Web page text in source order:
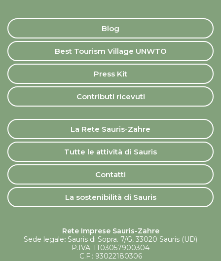
Blog
Best Tourism Village UNWTO
Press Kit
Contributi ricevuti
La Rete Sauris-Zahre
Tutte le attività di Sauris
Contatti
La sostenibilità di Sauris
Rete Imprese Sauris-Zahre
Sede legale: Sauris di Sopra. 7/G, 33020 Sauris (UD)
P.IVA: IT03057900304
C.F.: 93022180306